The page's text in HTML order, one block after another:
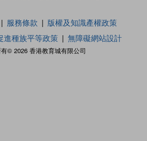
© 2026 香港教育城有限公司
服務條款
版權及知識產權政策
進種族平等政策 無障礙網站設計